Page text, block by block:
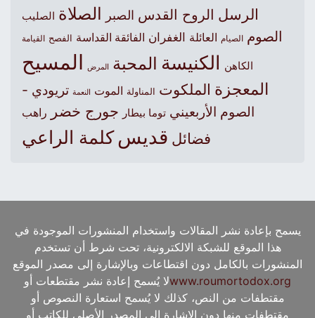
الرسل الروح القدس الصبر الصلاة الصليب
الصوم الصيام العائلة الغفران الفائقة القداسة الفصح القيامة
الكاهن الكنيسةالمحبة المرض المسيح
المعجزة الملكوت المناولة الموت النعمة تريودي -
الصوم الأربعيني توما بيطار جورج خضر راهب
فضائل قديس كلمة الراعي
يسمح بإعادة نشر المقالات واستخدام المنشورات الموجودة في
هذا الموقع للشبكة الالكترونية، تحت شرط أن تستخدم
المنشورات بالكامل دون اقتطاعات وبالإشارة إلى مصدر الموقع
www.roumortodox.orgلا يُسمح إعادة نشر مقتطعات أو
مقتطفات من النص، كذلك لا يُسمح استعارة النصوص أو
مقتطفات منها دون الإشارة إلى المصدر الأصلي للكاتب أو